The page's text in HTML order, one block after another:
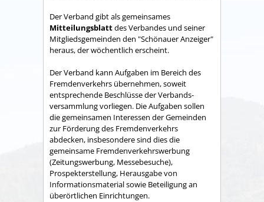
Der Verband gibt als gemeinsames
Mitteilungsblattdes Verbandes und seiner
Mitgliedsgemeinden den "Schönauer Anzeiger"
heraus, der wöchentlich erscheint.
Der Verband kann Aufgaben im Bereich des
Fremdenverkehrs übernehmen, soweit
entsprechende Beschlüsse der Verbands­
versammlung vorliegen. Die Aufgaben sollen
die gemeinsamen Interessen der Gemeinden
zur Förderung des Fremdenverkehrs
abdecken, insbesondere sind dies die
gemeinsame Fremden­verkehrswerbung
(Zeitungswerbung, Messebesuche),
Prospekter­stellung, Herausgabe von
Informationsmaterial sowie Betei­ligung an
überörtlichen Einrichtungen.